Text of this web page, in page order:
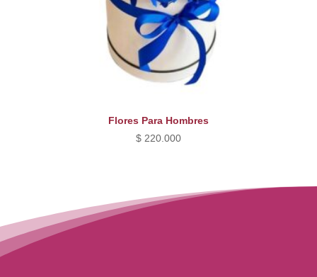
Flores Para Hombres
$220.000